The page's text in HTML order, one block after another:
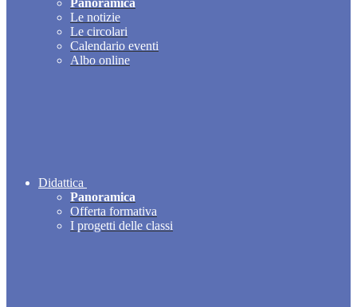
Panoramica
Le notizie
Le circolari
Calendario eventi
Albo online
Didattica
Panoramica
Offerta formativa
I progetti delle classi